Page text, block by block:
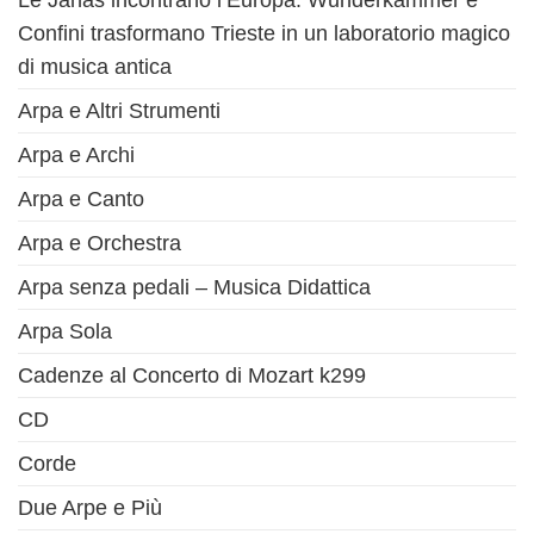
Confini trasformano Trieste in un laboratorio magico
di musica antica
Arpa e Altri Strumenti
Arpa e Archi
Arpa e Canto
Arpa e Orchestra
Arpa senza pedali – Musica Didattica
Arpa Sola
Cadenze al Concerto di Mozart k299
CD
Corde
Due Arpe e Più